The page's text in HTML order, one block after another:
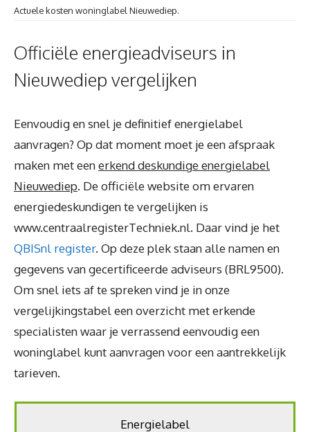
Actuele kosten woninglabel Nieuwediep.
Officiële energieadviseurs in
Nieuwediep vergelijken
Eenvoudig en snel je definitief energielabel
aanvragen? Op dat moment moet je een afspraak
maken met eenerkend deskundige energielabel
Nieuwediep. De officiële website om ervaren
energiedeskundigen te vergelijken is
www.centraalregisterTechniek.nl. Daar vind je het
QBISnl register. Op deze plek staan alle namen en
gegevens van gecertificeerde adviseurs (BRL9500).
Om snel iets af te spreken vind je in onze
vergelijkingstabel een overzicht met erkende
specialisten waar je verrassend eenvoudig een
woninglabel kunt aanvragen voor een aantrekkelijk
tarieven.
Energielabel